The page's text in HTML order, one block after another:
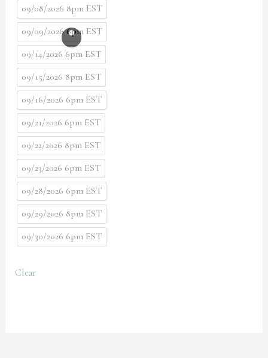
09/08/2026 8pm EST
09/09/2026 6pm EST
09/14/2026 6pm EST
09/15/2026 8pm EST
09/16/2026 6pm EST
09/21/2026 6pm EST
09/22/2026 8pm EST
09/23/2026 6pm EST
09/28/2026 6pm EST
09/29/2026 8pm EST
09/30/2026 6pm EST
Clear